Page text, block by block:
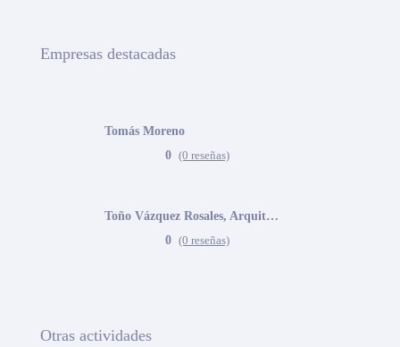
Empresas destacadas
Tomás Moreno
0 (0 reseñas)
Toño Vázquez Rosales, Arquitecto
0 (0 reseñas)
Otras actividades